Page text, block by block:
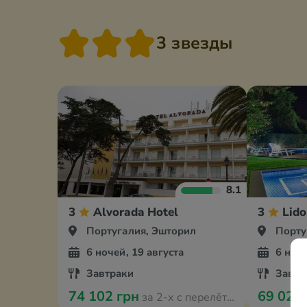
3 звезды
8.1
3 Alvorada Hotel
Португалия, Эшторил
6 ночей, 19 августа
Завтраки
74 102 грн за 2-х с перелётом
3
6
69 026